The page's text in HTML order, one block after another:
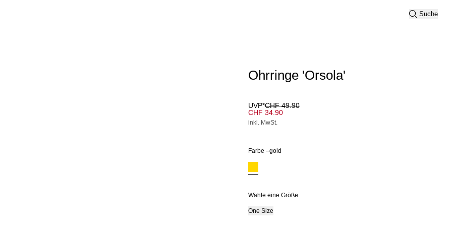
Suche
Ohrringe 'Orsola'
UVP*CHF 49.90
CHF 34.90
inkl. MwSt.
Farbe –gold
Wähle eine Größe
One Size